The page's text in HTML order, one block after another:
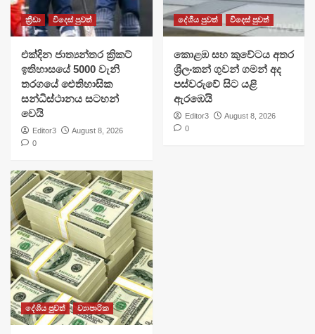
ක්‍රීඩා විදෙස් පුවත්
එක්දින ජාත්‍යන්තර ක්‍රිකට්
ඉතිහාසයේ 5000 වැනි
තරගයේ ඓතිහාසික
සන්ධිස්ථානය සටහන්
වෙයි
Editor3
August 8, 2026
0
දේශීය පුවත් විදෙස් පුවත්
​කොළඹ සහ කුවේටය අතර
ශ්‍රීලංකන් ගුවන් ගමන් අද
පස්වරුවේ සිට යළි
ඇරඹෙයි
Editor3
August 8, 2026
0
දේශීය පුවත් ව්‍යාපාරික